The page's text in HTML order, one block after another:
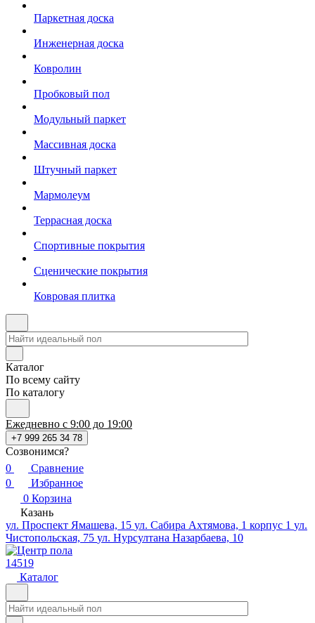
Паркетная доска
Инженерная доска
Ковролин
Пробковый пол
Модульный паркет
Массивная доска
Штучный паркет
Мармолеум
Террасная доска
Спортивные покрытия
Сценические покрытия
Ковровая плитка
Каталог
По всему сайту
По каталогу
Ежедневно с 9:00 до 19:00
+7 999 265 34 78
Созвонимся?
0
Сравнение
0
Избранное
0 Корзина
Казань
ул. Проспект Ямашева, 15 ул. Сабира Ахтямова, 1 корпус 1 ул.
Чистопольская, 75 ул. Нурсултана Назарбаева, 10
14519
Каталог